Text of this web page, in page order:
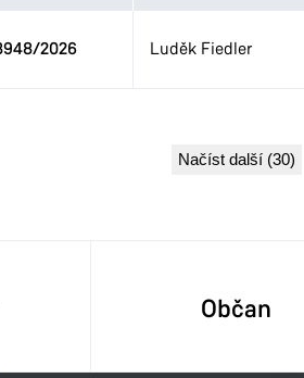
2026 Luděk Fiedler
Načíst další (30)
Občan